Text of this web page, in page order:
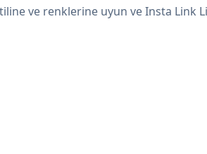
ve renklerine uyun ve Insta Link